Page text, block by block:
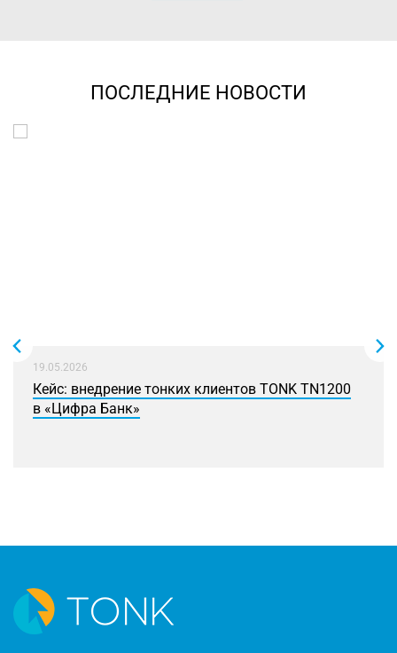
ПОСЛЕДНИЕ НОВОСТИ
19.05.2026
Кейс: внедрение тонких клиентов TONK TN1200
в «Цифра Банк»